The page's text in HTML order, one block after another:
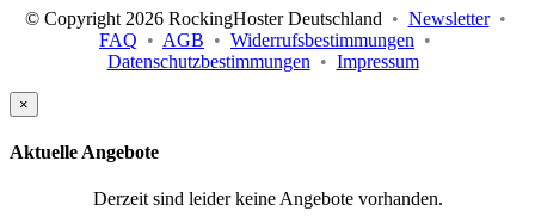
© Copyright 2026 RockingHoster Deutschland • Newsletter •
FAQ • AGB • Widerrufsbestimmungen •
Datenschutzbestimmungen • Impressum
×
Aktuelle Angebote
Derzeit sind leider keine Angebote vorhanden.